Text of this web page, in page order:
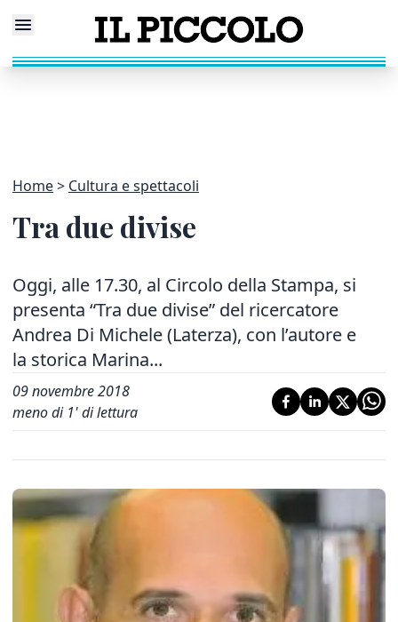
Home Cultura e spettacoli
Tra due divise
Oggi, alle 17.30, al Circolo della Stampa, si
presenta “Tra due divise” del ricercatore
Andrea Di Michele (Laterza), con l’autore e
la storica Marina...
09 novembre 2018
meno di 1' di lettura